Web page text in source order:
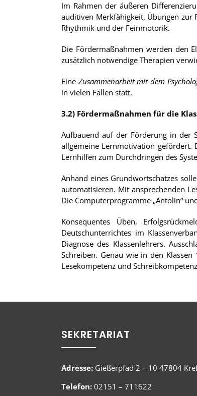
Im Rahmen der äußeren
auditiven Merkfähigkeit, Übungen zur
Rhythmik und der Feinmotorik.
Die Fördermaßnahmen werden den
zusätzlich notwendige Therapien
Eine Zusammenarbeit mit dem
in vielen Fällen statt.
3.2) Fördermaßnahmen für die
Aufbauend auf der Förderung in der
allgemeine Lernmotivation gefördert.
Lernhilfen zum Durchdringen des
Anhand eines Grundwortschatzes
automatisieren. Mit ansprechenden
Die Computerprogramme „Antolin“
Konsequentes Üben,
Deutschunterrichtes im
Diagnose des Klassenlehrers.
Schreiben. Genau wie in den
Lesekompetenz und
SEKRETARIAT
Adresse: Gießerpfad 2 – 10 47804
Telefon: 02151 – 711622